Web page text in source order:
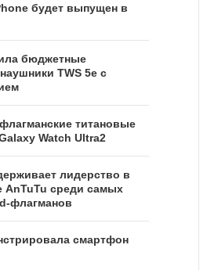
будет выпущен в
бюджетные
TWS 5e с
титановые
Watch Ultra2
лидерство в
AnTuTu среди самых
флагманов
смартфон